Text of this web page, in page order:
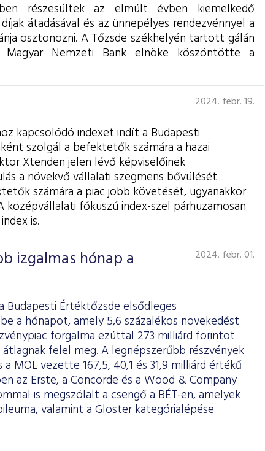
részesültek az elmúlt évben kiemelkedő
átadásával és az ünnepélyes rendezvénnyel a
ösztönözni. A Tőzsde székhelyén tartott gálán
Nemzeti Bank elnöke köszöntötte a
2024. febr. 19.
kapcsolódó indexet indít a Budapesti
szolgál a befektetők számára a hazai
Xtenden jelen lévő képviselőinek
a növekvő vállalati szegmens bővülését
számára a piac jobb követését, ugyanakkor
fókuszú index-szel párhuzamosan
is.
izgalmas hónap a
2024. febr. 01.
Budapesti Értéktőzsde elsődleges
a hónapot, amely 5,6 százalékos növekedést
forgalma ezúttal 273 milliárd forintot
felel meg. A legnépszerűbb részvények
MOL vezette 167,5, 40,1 és 31,9 milliárd értékű
az Erste, a Concorde és a Wood & Company
is megszólalt a csengő a BÉT-en, amelyek
valamint a Gloster kategórialépése